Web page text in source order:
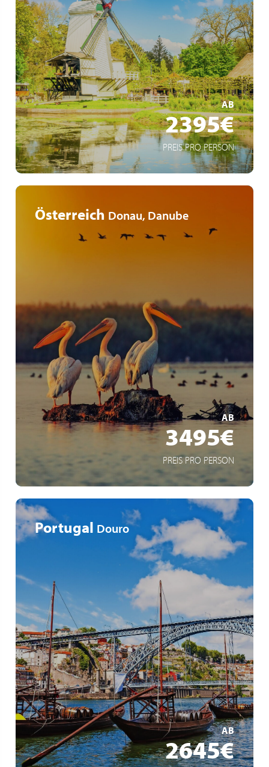
AB
2395€
PREIS PRO PERSON
Viva All-Inclusive
Amsterdam über Nacht
Moderne Architekturmetropole Rotterdam
MEHR ERFAHREN
Österreich Donau, Danube
AB
3495€
PREIS PRO PERSON
extra lange Liegezeiten für intensive Reiseerlebnisse
Ganztagesausflug ins Donaudelta
lediglich 30% Single Zuschlag
MEHR ERFAHREN
Portugal Douro
AB
2645€
Beliebteste Flusskreuzfahrt Europas
Universitätsstadt Salamanca
Weinbegleitung von Domaines Vinsmoselle
MEHR ERFAHREN